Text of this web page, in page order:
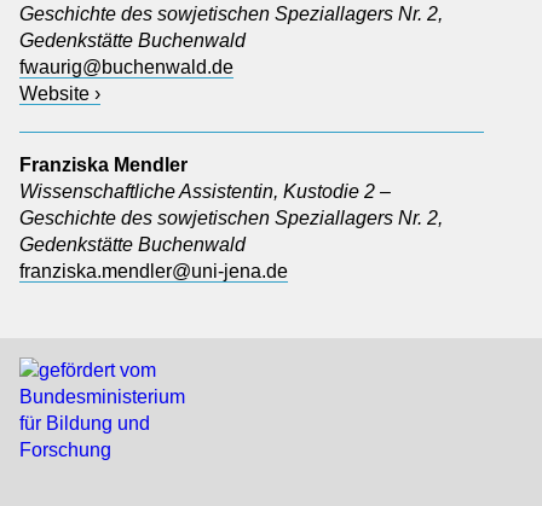
Geschichte des sowjetischen Speziallagers Nr. 2,
Gedenkstätte Buchenwald
fwaurig@buchenwald.de
Website ›
Franziska Mendler
Wissenschaftliche Assistentin, Kustodie 2 –
Geschichte des sowjetischen Speziallagers Nr. 2,
Gedenkstätte Buchenwald
franziska.mendler@uni-jena.de